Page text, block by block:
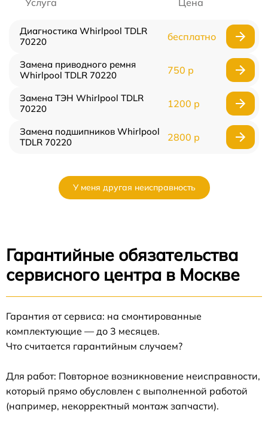
Услуга Цена
Диагностика Whirlpool TDLR
70220
бесплатно
Замена приводного ремня
Whirlpool TDLR 70220
750 р
Замена ТЭН Whirlpool TDLR
70220
1200 р
Замена подшипников Whirlpool
TDLR 70220
2800 р
У меня другая неисправность
Гарантийные обязательства
сервисного центра в Москве
Гарантия от сервиса: на смонтированные
комплектующие — до 3 месяцев.
Что считается гарантийным случаем?
Для работ: Повторное возникновение неисправности,
который прямо обусловлен с выполненной работой
(например, некорректный монтаж запчасти).